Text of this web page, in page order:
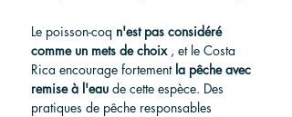
Le poisson-coq n'est pas considéré
comme un mets de choix , et le Costa
Rica encourage fortement la pêche avec
remise à l'eau de cette espèce. Des
pratiques de pêche responsables